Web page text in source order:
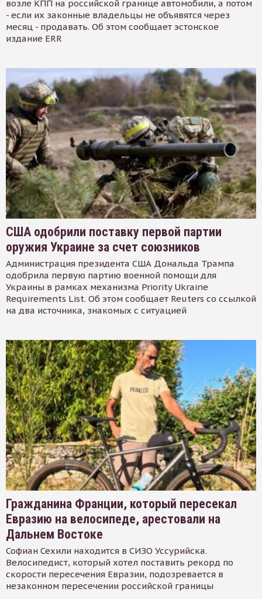
возле КПП на российской границе автомобили, а потом
- если их законные владельцы не объявятся через
месяц - продавать. Об этом сообщает эстонское
издание ERR
США одобрили поставку первой партии
оружия Украине за счет союзников
Администрация президента США Дональда Трампа
одобрила первую партию военной помощи для
Украины в рамках механизма Priority Ukraine
Requirements List. Об этом сообщает Reuters со ссылкой
на два источника, знакомых с ситуацией
Гражданина Франции, который пересекал
Евразию на велосипеде, арестовали на
Дальнем Востоке
Софиан Сехили находится в СИЗО Уссурийска.
Велосипедист, который хотел поставить рекорд по
скорости пересечения Евразии, подозревается в
незаконном пересечении российской границы